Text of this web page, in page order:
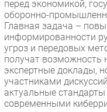
Интервью
Мероприятия
Проекты
IT класс
Тестовый стенд
Каталог компаний
перед экономикой,
оборонно-
Главная задача –
информированности
угроз и передовых
получат возможность
экспертные доклады,
участниками
актуальные
современными